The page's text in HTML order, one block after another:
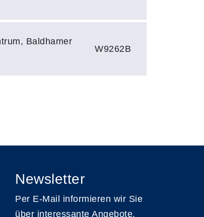
Baldhamer
W9262B
Newsletter
Per E-Mail informieren wir Sie
über interessante Angebote.